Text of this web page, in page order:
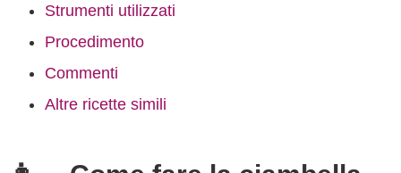
Strumenti utilizzati
Procedimento
Commenti
Altre ricette simili